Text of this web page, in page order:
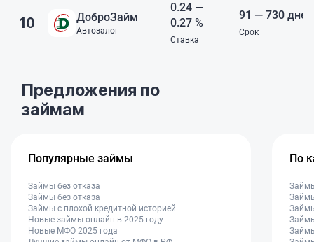
10 ДоброЗайм
Автозалог
0.24 —
0.27 %
Ставка
91 — 730 дней
Срок
Предложения по
займам
Популярные займы
Займы без отказа
Займы без отказа
Займы с плохой кредитной историей
Новые займы онлайн в 2025 году
Новые МФО 2025 года
По